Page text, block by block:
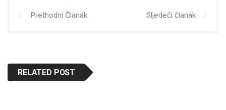
Prethodni Članak Sljedeći članak
RELATED POST